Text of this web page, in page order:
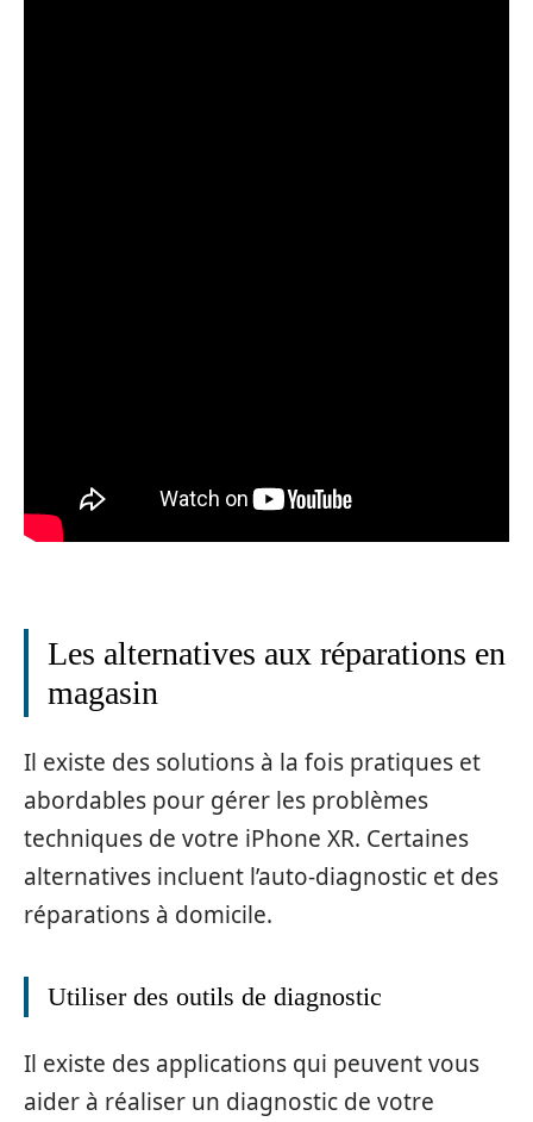
Les alternatives aux réparations en
magasin
Il existe des solutions à la fois pratiques et
abordables pour gérer les problèmes
techniques de votre iPhone XR. Certaines
alternatives incluent l’auto-diagnostic et des
réparations à domicile.
Utiliser des outils de diagnostic
Il existe des applications qui peuvent vous
aider à réaliser un diagnostic de votre